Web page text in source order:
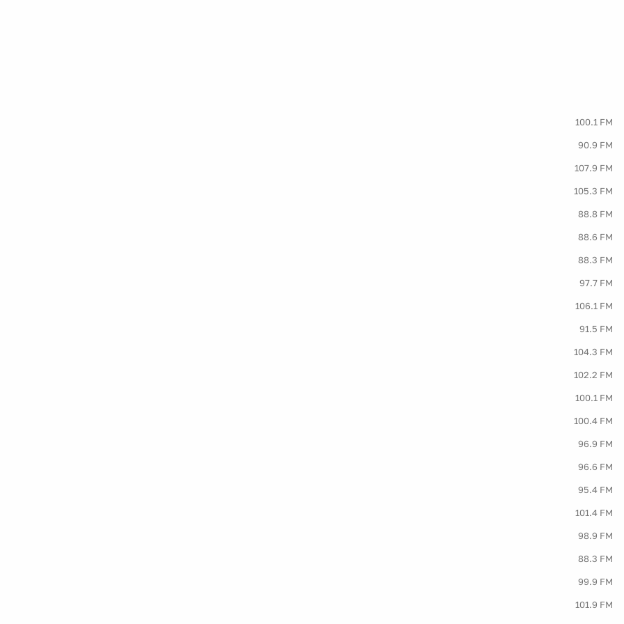
100.1 FM
90.9 FM
107.9 FM
105.3 FM
88.8 FM
88.6 FM
88.3 FM
97.7 FM
106.1 FM
91.5 FM
104.3 FM
102.2 FM
100.1 FM
100.4 FM
96.9 FM
96.6 FM
95.4 FM
101.4 FM
98.9 FM
88.3 FM
99.9 FM
101.9 FM